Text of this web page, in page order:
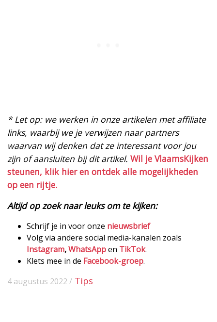
* Let op: we werken in onze artikelen met affiliate
links, waarbij we je verwijzen naar partners
waarvan wij denken dat ze interessant voor jou
zijn of aansluiten bij dit artikel. Wil je VlaamsKijken
steunen, klik hier en ontdek alle mogelijkheden
op een rijtje.
Altijd op zoek naar leuks om te kijken:
Schrijf je in voor onze nieuwsbrief
Volg via andere social media-kanalen zoals
Instagram,WhatsAppen TikTok.
Klets mee in de Facebook-groep.
4 augustus 2022 / Tips